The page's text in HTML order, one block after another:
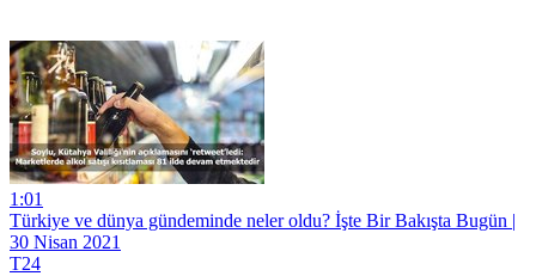
1:01
Türkiye ve dünya gündeminde neler oldu? İşte Bir Bakışta Bugün |
30 Nisan 2021
T24